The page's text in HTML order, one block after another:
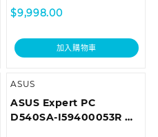
$9,998.00
加入購物車
ASUS
ASUS Expert PC
D540SA-I59400053R 商